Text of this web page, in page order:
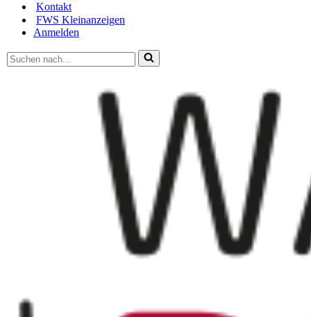
Kontakt
FWS Kleinanzeigen
Anmelden
Suchen
nach …